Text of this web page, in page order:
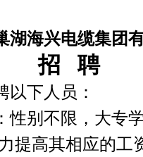
集团有限
聘
以下人员：
性别不限，大专
提高其相应的工